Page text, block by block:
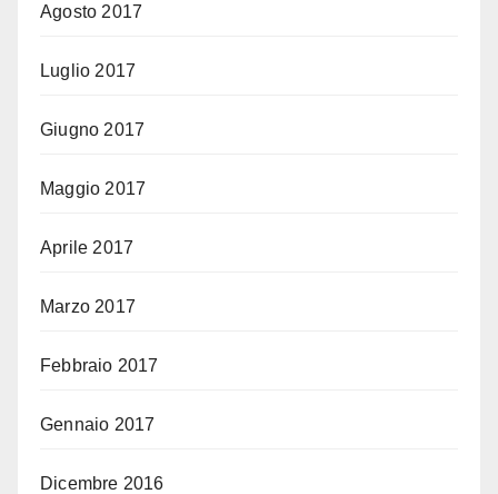
Agosto 2017
Luglio 2017
Giugno 2017
Maggio 2017
Aprile 2017
Marzo 2017
Febbraio 2017
Gennaio 2017
Dicembre 2016